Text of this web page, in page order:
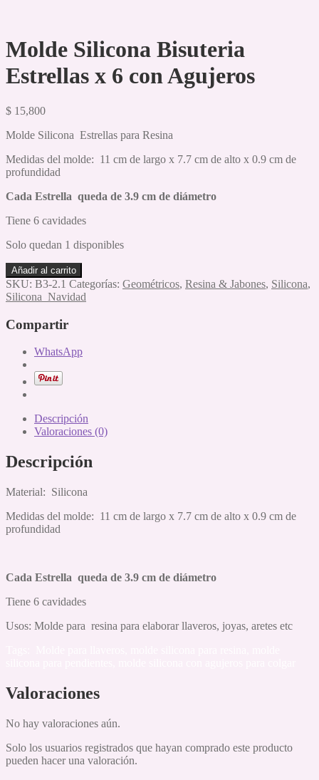
Molde Silicona Bisuteria
Estrellas x 6 con Agujeros
$ 15,800
Molde Silicona Estrellas para Resina
Medidas del molde: 11 cm de largo x 7.7 cm de alto x 0.9 cm de
profundidad
Cada Estrella queda de 3.9 cm de diámetro
Tiene 6 cavidades
Solo quedan 1 disponibles
Molde
Silicona
Bisuteria
x
6
Agujeros
cantidad
Añadir al carrito
SKU: B3-2.1 Categorías: Geométricos, Resina & Jabones, Silicona,
Silicona Navidad
Compartir
WhatsApp
Descripción
Valoraciones (0)
Descripción
Material: Silicona
Medidas del molde: 11 cm de largo x 7.7 cm de alto x 0.9 cm de
profundidad
Cada Estrella queda de 3.9 cm de diámetro
Tiene 6 cavidades
Usos: Molde para resina para elaborar llaveros, joyas, aretes etc
Valoraciones
No hay valoraciones aún.
Solo los usuarios registrados que hayan comprado este producto
pueden hacer una valoración.